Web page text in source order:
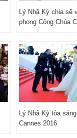
Lý Nhã Kỳ chia sẽ
phong Công Chúa
Lý Nhã Kỳ tỏa
Cannes 2016